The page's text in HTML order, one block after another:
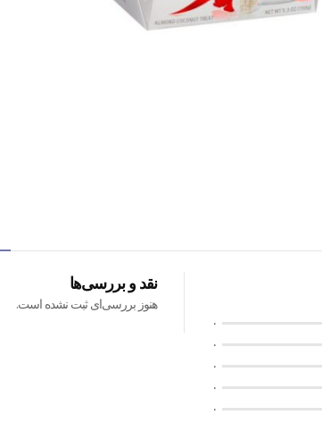
۰
۰
۰
۰
۰
نقد و بررسی‌ها
هنوز بررسی‌ای ثبت نشده است.